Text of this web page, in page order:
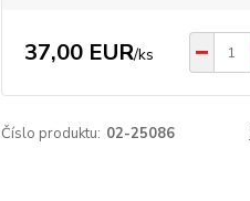
37,00 EUR/ks
Číslo produktu: 02-25086